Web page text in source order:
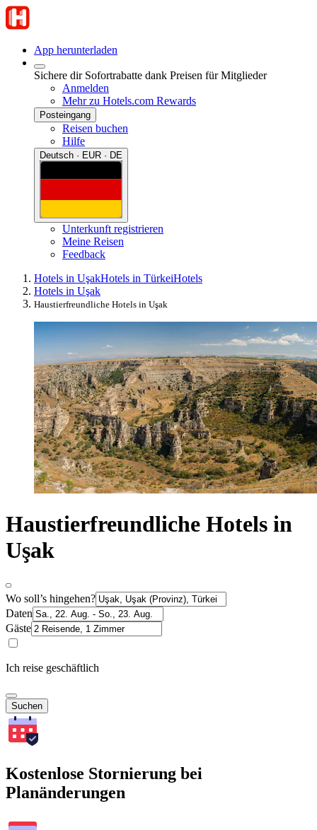
App herunterladen
Sichere dir Sofortrabatte dank Preisen für Mitglieder
Anmelden
Mehr zu Hotels.com Rewards
Posteingang
Reisen buchen
Hilfe
Deutsch · EUR · DE
Unterkunft registrieren
Meine Reisen
Feedback
Hotels in UşakHotels in TürkeiHotels
Hotels in Uşak
Haustierfreundliche Hotels in Uşak
Haustierfreundliche Hotels in
Uşak
Wo soll’s hingehen?
Daten
Gäste
Ich reise geschäftlich
Suchen
Kostenlose Stornierung bei
Planänderungen